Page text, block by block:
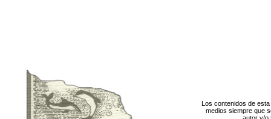
Los contenidos de
medios siempre que